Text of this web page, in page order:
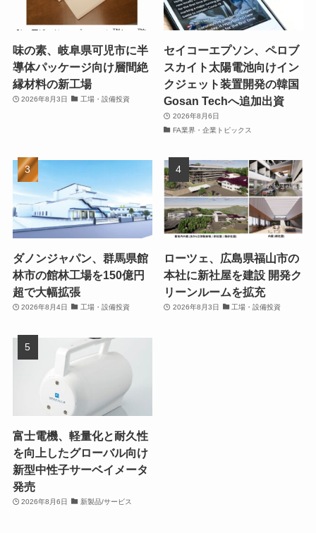
味の素、岐阜県可児市に半
導体パッケージ向け層間絶
縁材料の新工場
2026年8月3日 工場・設備投資
セイコーエプソン、ペロブ
スカイト太陽電池向けイン
クジェット装置開発の韓国
Gosan Techへ追加出資
2026年8月6日
FA業界・企業トピックス
ダノンジャパン、群馬県館
林市の館林工場を150億円
超で大幅拡張
2026年8月4日 工場・設備投資
ローツェ、広島県福山市の
本社に新社屋を建設 開発ク
リーンルームを拡充
2026年8月3日 工場・設備投資
富士電機、軽量化と耐久性
を向上したグローバル向け
新型中性子サーベイメータ
発売
2026年8月6日 新製品/サービス